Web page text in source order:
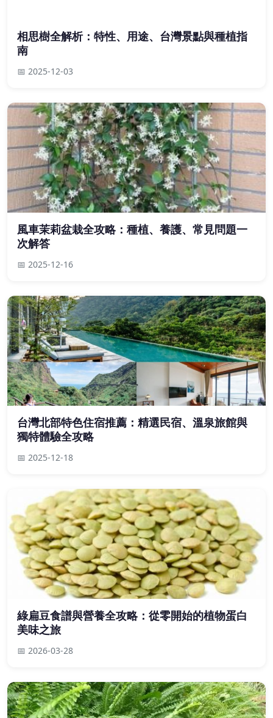
相思樹全解析：特性、用途、台灣景點與種植指
南
📅 2025-12-03
風車茉莉盆栽全攻略：種植、養護、常見問題一
次解答
📅 2025-12-16
台灣北部特色住宿推薦：精選民宿、溫泉旅館與
獨特體驗全攻略
📅 2025-12-18
綠扁豆食譜與營養全攻略：從零開始的植物蛋白
美味之旅
📅 2026-03-28